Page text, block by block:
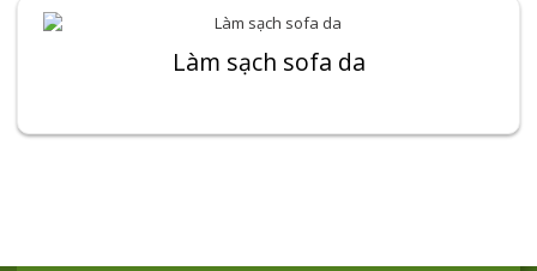
Làm sạch sofa da